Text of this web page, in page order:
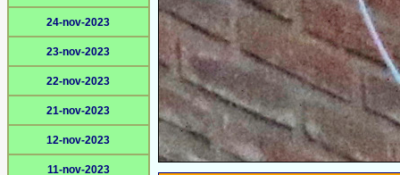
24-nov-2023
23-nov-2023
22-nov-2023
21-nov-2023
12-nov-2023
11-nov-2023